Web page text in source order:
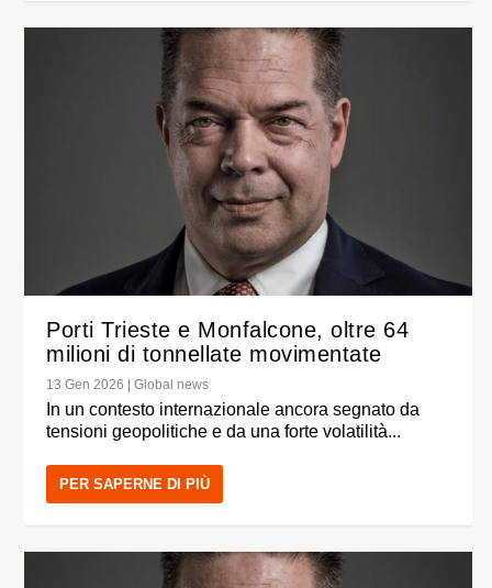
Porti Trieste e Monfalcone, oltre 64
milioni di tonnellate movimentate
13 Gen 2026 |Global news
In un contesto internazionale ancora segnato da
tensioni geopolitiche e da una forte volatilità...
PER SAPERNE DI PIÙ